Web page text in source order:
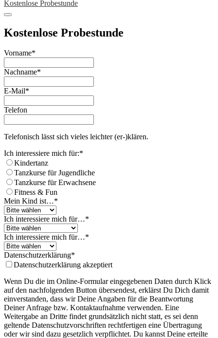
Kostenlose Probestunde
Kostenlose Probestunde
Vorname*
Nachname*
E-Mail*
Telefon
Telefonisch lässt sich vieles leichter (er-)klären.
Ich interessiere mich für:*
Kindertanz
Tanzkurse für Jugendliche
Tanzkurse für Erwachsene
Fitness & Fun
Mein Kind ist…*
Ich interessiere mich für…*
Ich interessiere mich für…*
Datenschutzerklärung*
Datenschutzerklärung akzeptiert
Wenn Du die im Online-Formular eingegebenen Daten durch Klick
auf den nachfolgenden Button übersendest, erklärst Du Dich damit
einverstanden, dass wir Deine Angaben für die Beantwortung
Deiner Anfrage bzw. Kontaktaufnahme verwenden. Eine
Weitergabe an Dritte findet grundsätzlich nicht statt, es sei denn
geltende Datenschutzvorschriften rechtfertigen eine Übertragung
oder wir sind dazu gesetzlich verpflichtet. Du kannst Deine erteilte